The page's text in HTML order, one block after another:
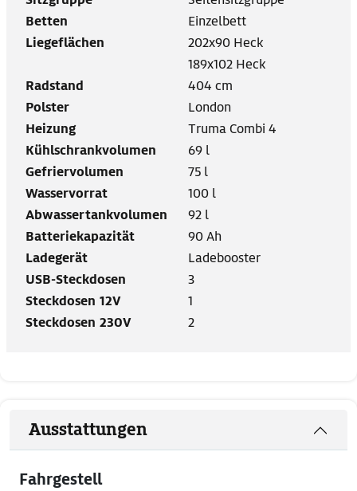
Betten
Einzelbett
Liegeflächen
202x90 Heck
189x102 Heck
Radstand
404 cm
Polster
London
Heizung
Truma Combi 4
Kühlschrankvolumen
69 l
Gefriervolumen
75 l
Wasservorrat
100 l
Abwassertankvolumen
92 l
Batteriekapazität
90 Ah
Ladegerät
Ladebooster
USB-Steckdosen
3
Steckdosen 12V
1
Steckdosen 230V
2
Ausstattungen
Fahrgestell